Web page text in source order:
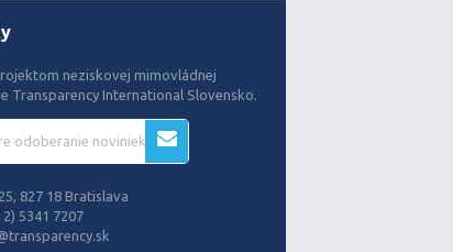
neziskovej mimovládnej
Transparency International Slovensko.
827 18 Bratislava
2) 5341 7207